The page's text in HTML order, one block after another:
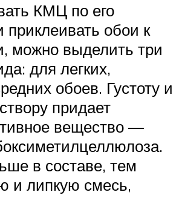
КМЦ по его
приклеивать обои к
можно выделить три
для легких,
обоев. Густоту и
придает
вещество —
в составе, тем
и липкую смесь,